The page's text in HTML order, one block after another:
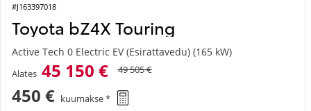
#J163397018
Toyota bZ4X Touring
Active Tech 0 Electric EV (Esirattavedu) (165 kW)
Alates 45 150 € 49 505 €
450 € kuumakse *